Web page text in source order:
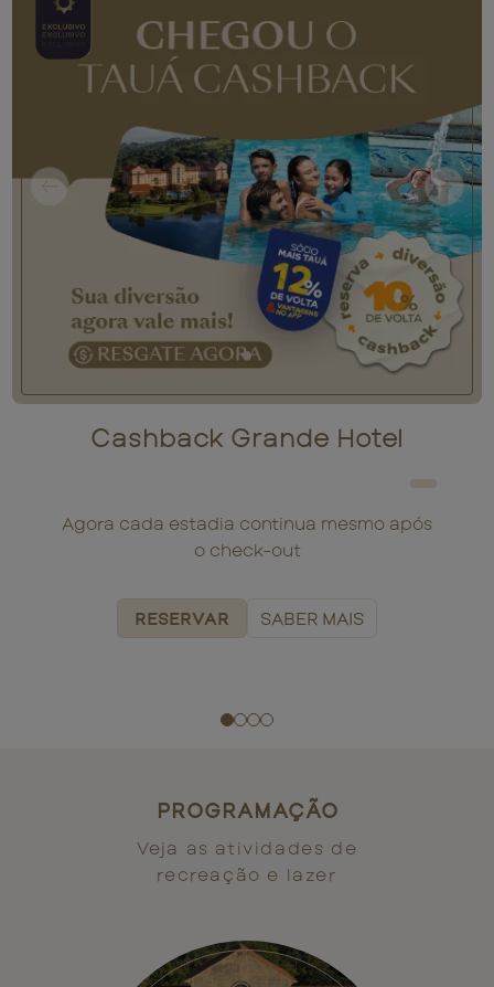
Previous slide Next
Cashback Grande Hotel
Agora cada estadia continua mesmo após
o check-out
RESERVAR SABER MAIS
PROGRAMAÇÃO
Veja as atividades de
recreação e lazer